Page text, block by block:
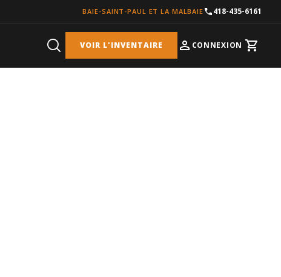
BAIE-SAINT-PAUL ET LA MALBAIE 418-435-6161
VOIR L'INVENTAIRE CONNEXION Cart